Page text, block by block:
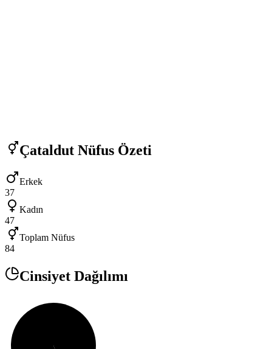
Çataldut Nüfus Özeti
Erkek
37
Kadın
47
Toplam Nüfus
84
Cinsiyet Dağılımı